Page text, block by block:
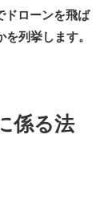
ドローンを飛ば
列挙します。
係る法